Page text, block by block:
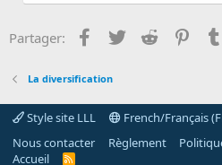
Partager: Facebook
Twitter Reddit
La diversification
Style site LLL
French/Français
Nous contacter
Règlement
Accueil
R